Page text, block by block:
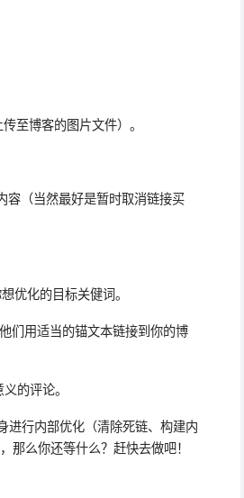
至博客的图片文件）。
容（当然最好是暂时取消链接买
优化的目标关健词。
们用适当的锚文本链接到你的博
的评论。
进行内部优化（清除死链、构建内
那么你还等什么？赶快去做吧！